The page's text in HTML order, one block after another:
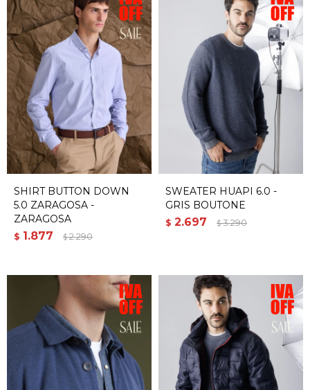
SHIRT BUTTON DOWN
5.0 ZARAGOSA -
ZARAGOSA
$ 1.877 $ 2.290
SWEATER HUAPI 6.0 -
GRIS BOUTONE
$ 2.697 $ 3.290